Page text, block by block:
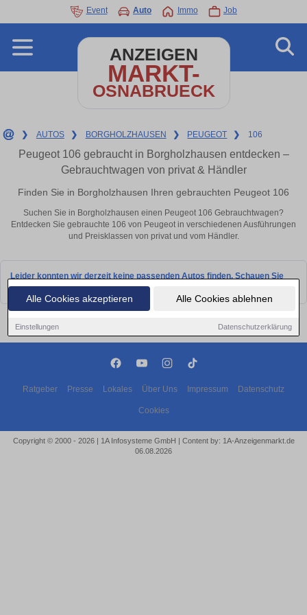
Alle Cookies akzeptieren Alle Cookies ablehnen
Einstellungen Datenschutzerklärung
Event Auto Immo Job
ANZEIGEN
MARKT-
OSNABRUECK
❯ AUTOS ❯ BORGHOLZHAUSEN ❯ PEUGEOT ❯ 106
Peugeot 106 gebraucht in Borgholzhausen entdecken –
Gebrauchtwagen von privat & Händler
Finden Sie in Borgholzhausen Ihren gebrauchten Peugeot 106
Suchen Sie in Borgholzhausen einen Peugeot 106 Gebrauchtwagen?
Entdecken Sie gebrauchte 106 von Peugeot in verschiedenen Ausführungen
und Preisklassen von privat und vom Händler.
Leider konnten wir derzeit keine passenden Autos finden. Schauen Sie
bald wieder vorbei!
Ratgeber Presse Lokales Über Uns Impressum Datenschutz
Cookies
Copyright © 2000 - 2026 | 1A Infosysteme GmbH | Content by: 1A-Anzeigenmarkt.de
06.08.2026